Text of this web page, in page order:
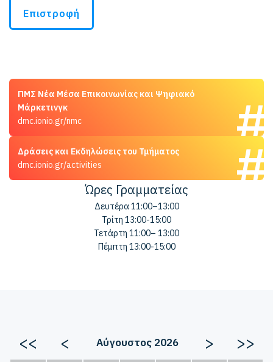
Επιστροφή
ΠΜΣ Νέα Μέσα Επικοινωνίας και Ψηφιακό
Μάρκετινγκ
dmc.ionio.gr/nmc
Δράσεις και Εκδηλώσεις του Τμήματος
dmc.ionio.gr/activities
Ώρες Γραμματείας
Δευτέρα 11:00–13:00
Τρίτη 13:00-15:00
Τετάρτη 11:00– 13:00
Πέμπτη 13:00-15:00
<< < Αύγουστος 2026 > >>